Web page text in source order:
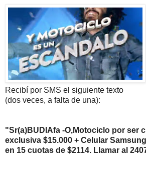
Recibí por SMS el siguiente texto
(dos veces, a falta de una):
"Sr(a)BUDIAfa -O,Motociclo por ser
exclusiva $15.000 + Celular
en 15 cuotas de $2114. Llamar al